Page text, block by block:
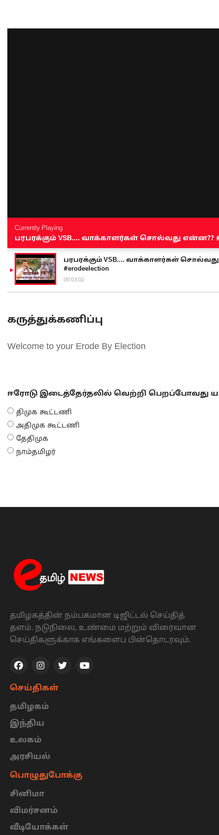
Currently Playing
பரபரக்கும் VSB.... வாக்காளர்கள் சொல்வது என்ன??
பரபரக்கும் VSB.... வாக்காளர்கள் சொல்வது
#erodeelection
00:03:02
கருத்துக்கணிப்பு
Welcome to your Erode By Election
ஈரோடு இடைத்தேர்தலில் வெற்றி பெறப்போவது
திமுக கூட்டணி
அதிமுக கூட்டணி
தேதிமுக
நாம்தமிழர்
தமிழகத்தின் நம்பகமான டிஜிட்டல் செய்தித்
தளம். நடுநிலை, உண்மை மற்றும் விரைவான
செய்திகளுக்காக எங்களைப பின்தொடரவும்.
செய்திகள்
தமிழகம்
இந்திய
உலகம்
அரசியல்
பொழுதுபோக்கு
சினிமா
விமர்சனம்
வீடியோக்கள்